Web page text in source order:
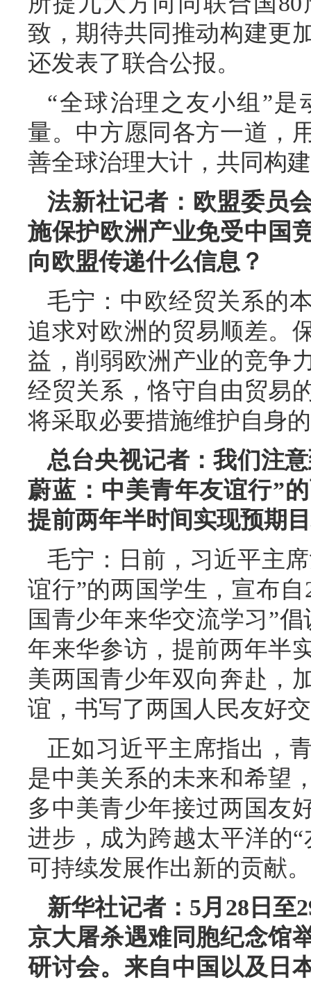
致，期待共同推动构建更
还发表了联合公报。
“全球治理之友小组”
量。中方愿同各方一道，
善全球治理大计，共同构
法新社记者：欧盟委员
施保护欧洲产业免受中国
向欧盟传递什么信息？
毛宁：中欧经贸关系的
追求对欧洲的贸易顺差。
益，削弱欧洲产业的竞争
经贸关系，恪守自由贸易
将采取必要措施维护自身
总台央视记者：我们注
蔚蓝：中美青年友谊行”
提前两年半时间实现预期
毛宁：日前，习近平主
谊行”的两国学生，宣布自
国青少年来华交流学习”
年来华参访，提前两年半
美两国青少年双向奔赴，
谊，书写了两国人民友好
正如习近平主席指出，
是中美关系的未来和希望
多中美青少年接过两国友
进步，成为跨越太平洋的
可持续发展作出新的贡献。
新华社记者：5月28日至
京大屠杀遇难同胞纪念馆
研讨会。来自中国以及日